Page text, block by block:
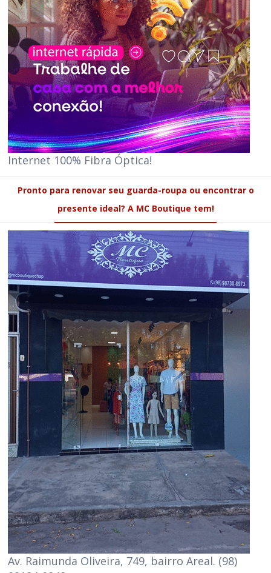
Internet 100% Fibra Óptica!
Pronto para renovar seu guarda-roupa ou encontrar o
presente ideal? A MC Boutique tem!
Av. Raimunda Oliveira, 749, bairro Areal. (98)
99184-0848
Júnior Construções - Av. Ataliba Vieira de Almeida, 1336 /
Clique no banner e acesse a página